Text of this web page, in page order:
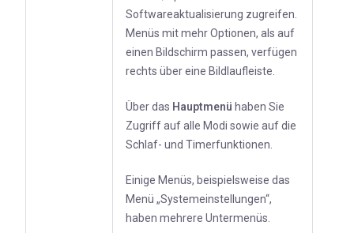
Softwareaktualisierung zugreifen.
Menüs mit mehr Optionen, als auf
einen Bildschirm passen, verfügen
rechts über eine Bildlaufleiste.
Über das Hauptmenü haben Sie
Zugriff auf alle Modi sowie auf die
Schlaf- und Timerfunktionen.
Einige Menüs, beispielsweise das
Menü „Systemeinstellungen“,
haben mehrere Untermenüs.